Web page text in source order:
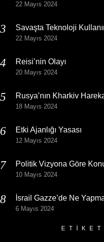
22 Mayıs 2024
Savaşta Teknoloji
22 Mayıs 2024
Reisi’nin Olayı
20 Mayıs 2024
Rusya’nın Kharkiv
18 Mayıs 2024
Etki Ajanlığı Yasası
12 Mayıs 2024
Politik Vizyona Göre
10 Mayıs 2024
İsrail Gazze’de Ne
6 Mayıs 2024